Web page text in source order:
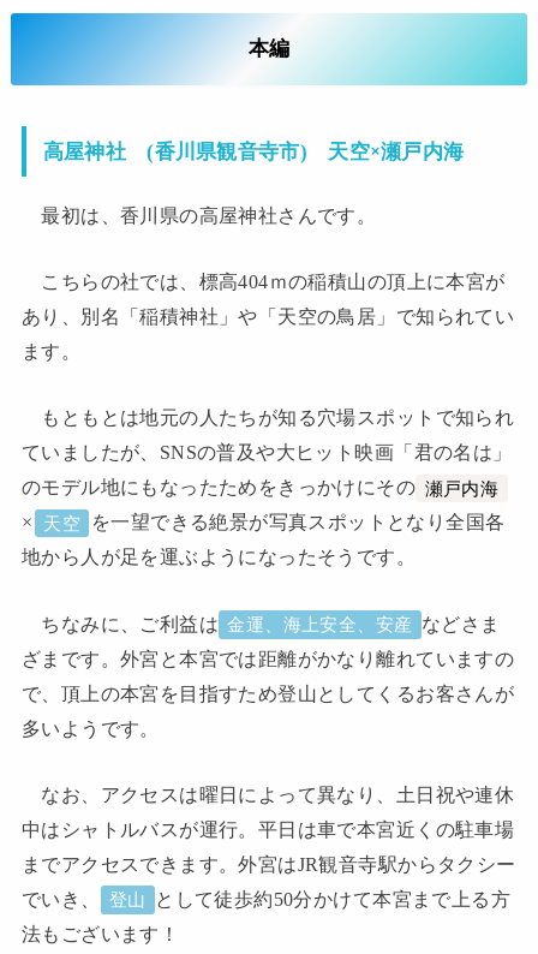
本編
高屋神社 (香川県観音寺市) 天空×瀬戸内海
最初は、香川県の高屋神社さんです。
こちらの社では、標高404ｍの稲積山の頂上に本宮が
あり、別名「稲積神社」や「天空の鳥居」で知られてい
ます。
もともとは地元の人たちが知る穴場スポットで知られ
ていましたが、SNSの普及や大ヒット映画「君の名は」
のモデル地にもなったためをきっかけにその 瀬戸内海
× 天空
を一望できる絶景が写真スポットとなり全国各
地から人が足を運ぶようになったそうです。
ちなみに、ご利益は 金運、海上安全、安産
などさま
ざまです。外宮と本宮では距離がかなり離れていますの
で、頂上の本宮を目指すため登山としてくるお客さんが
多いようです。
なお、アクセスは曜日によって異なり、土日祝や連休
中はシャトルバスが運行。平日は車で本宮近くの駐車場
までアクセスできます。外宮はJR観音寺駅からタクシー
でいき、
登山
として徒歩約50分かけて本宮まで上る方
法もございます！